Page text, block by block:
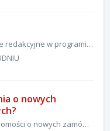
Aby wysłać ofertę na zamówienie redakcyjne w programie WP Kreator, postępuj zgodnie z poniższymi krokami: Zaloguj się na swoje konto Patronite. Przej...
o nowych
Jeśli nie chcesz otrzymywać wiadomości o nowych zamówieniach redakcyjnych możesz je wyłączyć w następujący sposób: Zaloguj się na swoje konto na Patronite...